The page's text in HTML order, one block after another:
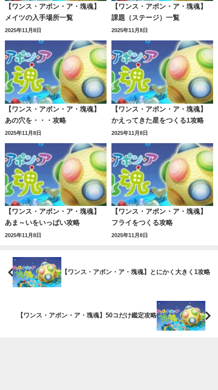
【ワンス・アポン・ア・塊魂】
メイツの入手場所一覧
2025年11月8日
【ワンス・アポン・ア・塊魂】
課題（ステージ）一覧
2025年11月8日
【ワンス・アポン・ア・塊魂】
あの穴を・・・攻略
2025年11月8日
【ワンス・アポン・ア・塊魂】
かえってきた星をつくる1攻略
2025年11月8日
【ワンス・アポン・ア・塊魂】
あま～いをいっぱい攻略
2025年11月8日
【ワンス・アポン・ア・塊魂】
フライをつくる攻略
2025年11月8日
【ワンス・アポン・ア・塊魂】とにかく大きく1攻略
【ワンス・アポン・ア・塊魂】50コだけ鑑定攻略